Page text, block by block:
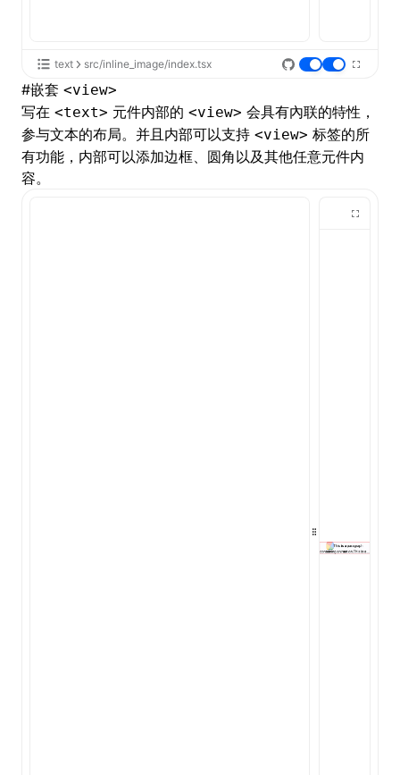
text src/inline_image/index.tsx
#嵌套 <view>
写在 <text> 元件内部的 <view> 会具有內联的特性，
参与文本的布局。并且内部可以支持 <view> 标签的所
有功能，内部可以添加边框、圆角以及其他任意元件内
容。